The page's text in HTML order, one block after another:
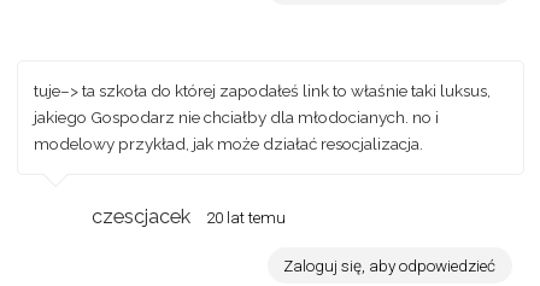
tuje–> ta szkoła do której zapodałeś link to właśnie taki luksus,
jakiego Gospodarz nie chciałby dla młodocianych. no i
modelowy przykład, jak może działać resocjalizacja.
czescjacek 20 lat temu
Zaloguj się, aby odpowiedzieć